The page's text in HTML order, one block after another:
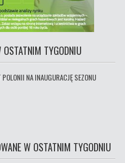
OSTATNIM TYGODNIU
POLONII NA INAUGURACJĘ SEZONU
W OSTATNIM TYGODNIU